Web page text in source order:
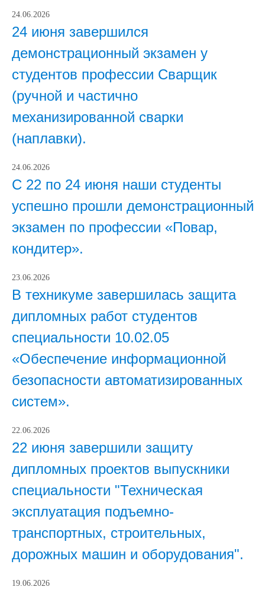
24.06.2026
24 июня завершился
демонстрационный экзамен у
студентов профессии Сварщик
(ручной и частично
механизированной сварки
(наплавки).
24.06.2026
С 22 по 24 июня наши студенты
успешно прошли демонстрационный
экзамен по профессии «Повар,
кондитер».
23.06.2026
В техникуме завершилась защита
дипломных работ студентов
специальности 10.02.05
«Обеспечение информационной
безопасности автоматизированных
систем».
22.06.2026
22 июня завершили защиту
дипломных проектов выпускники
специальности "Техническая
эксплуатация подъемно-
транспортных, строительных,
дорожных машин и оборудования".
19.06.2026